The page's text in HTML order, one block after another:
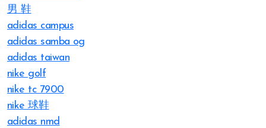
男 鞋
adidas campus
adidas samba og
adidas taiwan
nike golf
nike tc 7900
nike 球鞋
adidas nmd